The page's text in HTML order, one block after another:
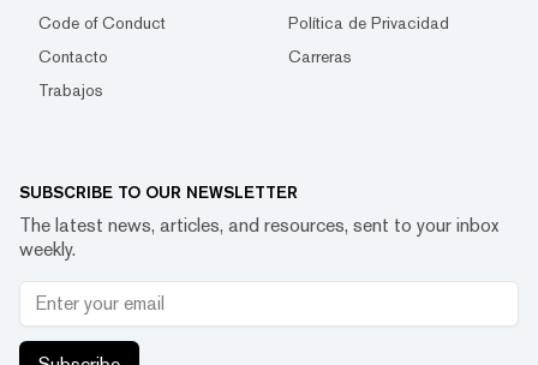
Code of Conduct
Política de Privacidad
Contacto
Carreras
Trabajos
SUBSCRIBE TO OUR NEWSLETTER
The latest news, articles, and resources, sent to your inbox
weekly.